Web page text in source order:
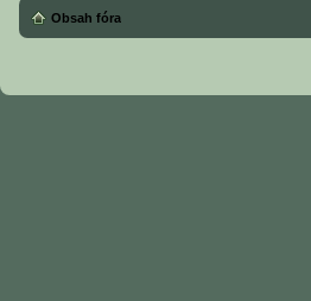
Obsah fóra